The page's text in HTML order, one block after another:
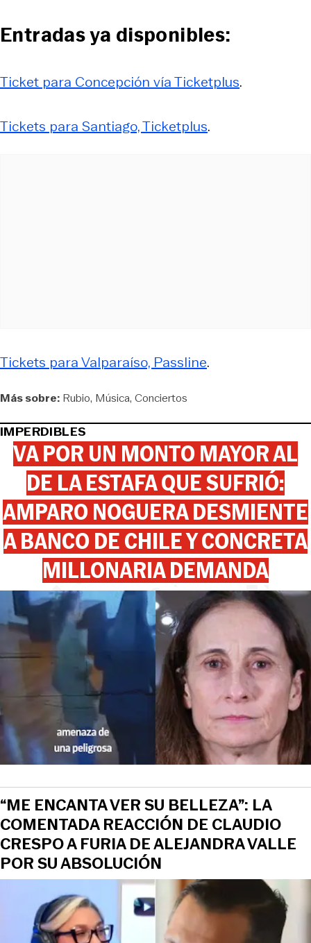
Entradas ya disponibles:
Ticket para Concepción vía Ticketplus.
Tickets para Santiago, Ticketplus.
Tickets para Valparaíso, Passline.
Más sobre: Rubio Música Conciertos
IMPERDIBLES
VA POR UN MONTO MAYOR AL
DE LA ESTAFA QUE SUFRIÓ:
AMPARO NOGUERA DESMIENTE
A BANCO DE CHILE Y CONCRETA
MILLONARIA DEMANDA
“ME ENCANTA VER SU BELLEZA”: LA
COMENTADA REACCIÓN DE CLAUDIO
CRESPO A FURIA DE ALEJANDRA VALLE
POR SU ABSOLUCIÓN